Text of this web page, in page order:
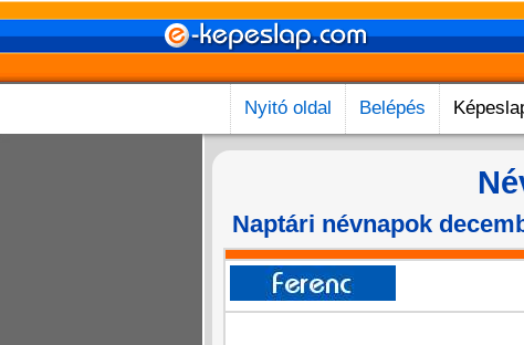
Nyitó oldal Belépés
Naptári névnapok